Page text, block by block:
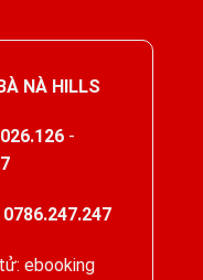
NÀ HILLS
-
0786.247.247
ebooking